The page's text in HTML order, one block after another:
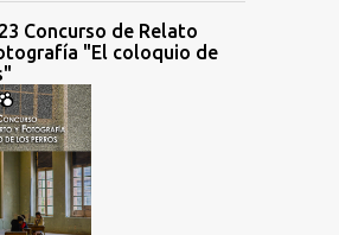
Concurso de Relato
"El coloquio de